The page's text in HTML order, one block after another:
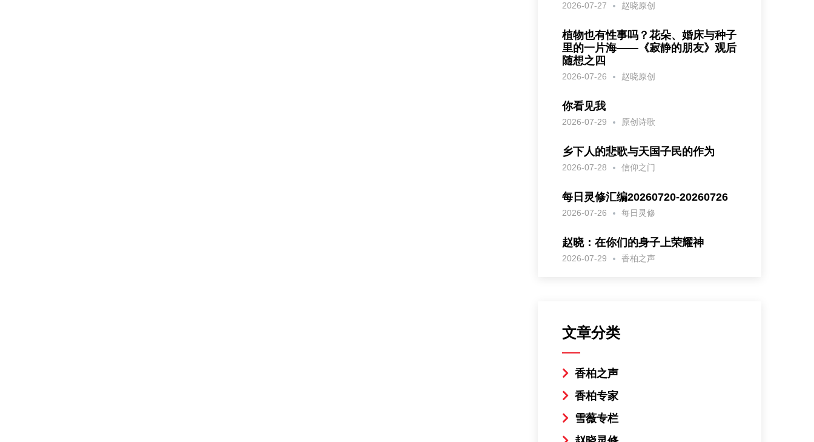
2026-07-27 赵晓原创
植物也有性事吗？花朵、婚床与种子
里的一片海——《寂静的朋友》观后
随想之四
2026-07-26 赵晓原创
你看见我
2026-07-29 原创诗歌
乡下人的悲歌与天国子民的作为
2026-07-28 信仰之门
每日灵修汇编20260720-20260726
2026-07-26 每日灵修
赵晓：在你们的身子上荣耀神
2026-07-29 香柏之声
文章分类
香柏之声
香柏专家
雪薇专栏